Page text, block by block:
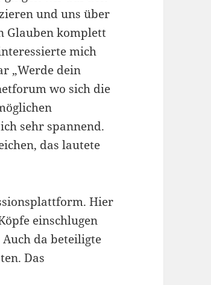
und uns über
Glauben komplett
mich
„Werde dein
wo sich die
sehr spannend.
das lautete
Hier
einschlugen
da beteiligte
Das